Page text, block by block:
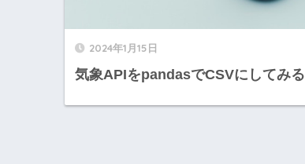
2024年1月15日
気象APIをpandasでCSVにしてみる